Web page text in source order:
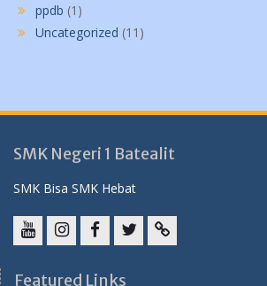
ppdb (1)
Uncategorized (11)
SMK Negeri 1 Batealit
SMK Bisa SMK Hebat
Featured Links